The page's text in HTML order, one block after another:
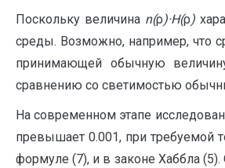
Поскольку величина n(ρ)·H(ρ)
среды. Возможно, например, что
принимающей обычную
сравнению со светимостью
На современном этапе
превышает 0.001, при требуемой
формуле (7), и в законе Хаббла